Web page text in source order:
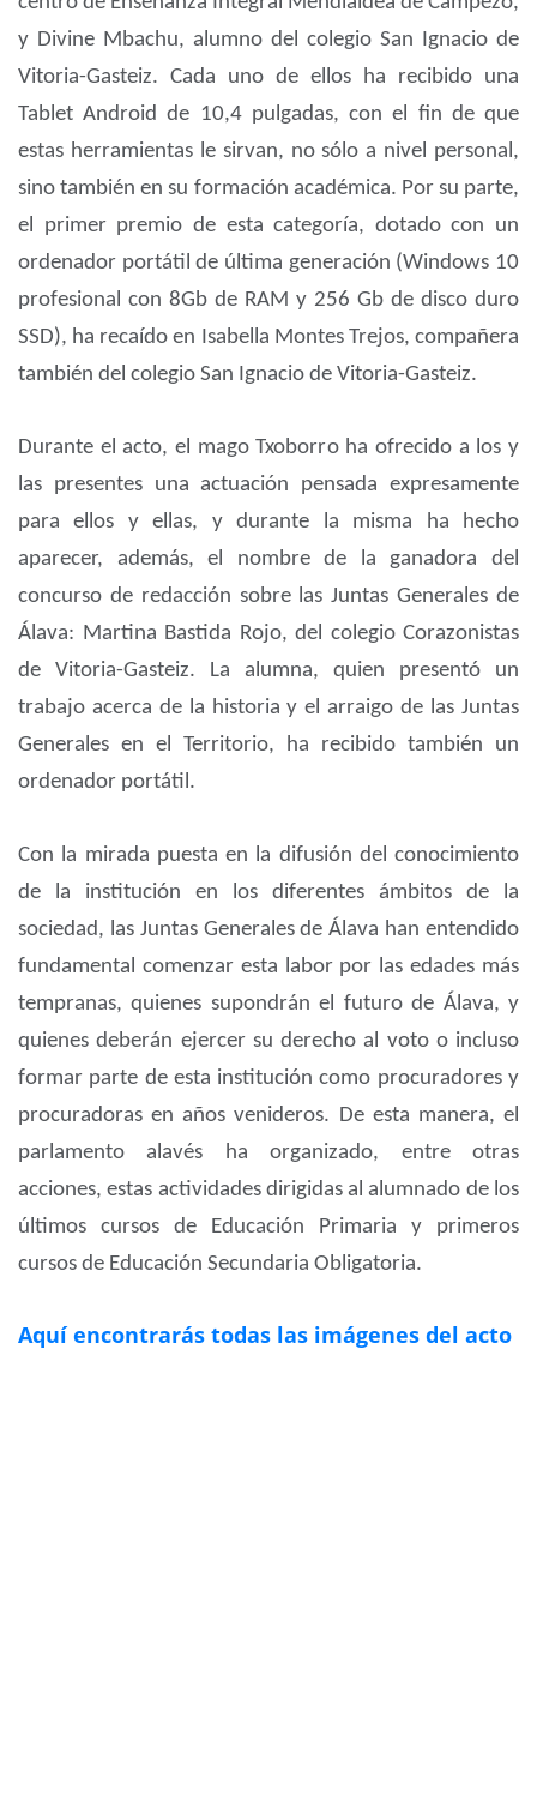
y Divine Mbachu, alumno del colegio San Ignacio de
Vitoria-Gasteiz. Cada uno de ellos ha recibido una
Tablet Android de 10,4 pulgadas, con el fin de que
estas herramientas le sirvan, no sólo a nivel personal,
sino también en su formación académica. Por su parte,
el primer premio de esta categoría, dotado con un
ordenador portátil de última generación (Windows 10
profesional con 8Gb de RAM y 256 Gb de disco duro
SSD), ha recaído en Isabella Montes Trejos, compañera
también del colegio San Ignacio de Vitoria-Gasteiz.
Durante el acto, el mago Txoborro ha ofrecido a los y
las presentes una actuación pensada expresamente
para ellos y ellas, y durante la misma ha hecho
aparecer, además, el nombre de la ganadora del
concurso de redacción sobre las Juntas Generales de
Álava: Martina Bastida Rojo, del colegio Corazonistas
de Vitoria-Gasteiz. La alumna, quien presentó un
trabajo acerca de la historia y el arraigo de las Juntas
Generales en el Territorio, ha recibido también un
ordenador portátil.
Con la mirada puesta en la difusión del conocimiento
de la institución en los diferentes ámbitos de la
sociedad, las Juntas Generales de Álava han entendido
fundamental comenzar esta labor por las edades más
tempranas, quienes supondrán el futuro de Álava, y
quienes deberán ejercer su derecho al voto o incluso
formar parte de esta institución como procuradores y
procuradoras en años venideros. De esta manera, el
parlamento alavés ha organizado, entre otras
acciones, estas actividades dirigidas al alumnado de los
últimos cursos de Educación Primaria y primeros
cursos de Educación Secundaria Obligatoria.
Aquí encontrarás todas las imágenes del acto